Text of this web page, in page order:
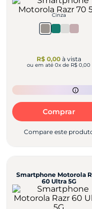
Cinza
R$ 0,00à vista
ou em até 0x de R$ 0,00
Comprar
Compare este
Smartphone Motorola
60 Ultra 5G